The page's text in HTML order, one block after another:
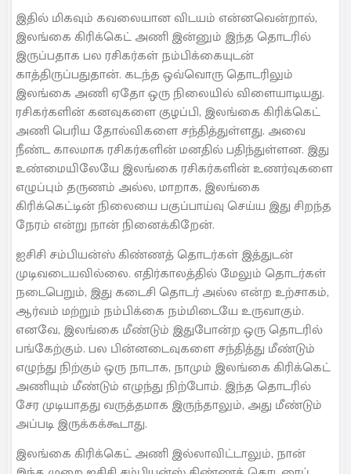
இதில் மிகவும் கவலையான விடயம் என்னவென்றால்,
இலங்கை கிரிக்கெட் அணி இன்னும் இந்த தொடரில்
இருப்பதாக பல ரசிகர்கள் நம்பிக்கையுடன்
காத்திருப்பதுதான். கடந்த ஒவ்வொரு தொடரிலும்
இலங்கை அணி ஏதோ ஒரு நிலையில் விளையாடியது.
ரசிகர்களின் கனவுகளை குழப்பி, இலங்கை கிரிக்கெட்
அணி பெரிய தோல்விகளை சந்தித்துள்ளது. அவை
நீண்ட காலமாக ரசிகர்களின் மனதில் பதிந்துள்ளன. இது
உண்மையிலேயே இலங்கை ரசிகர்களின் உணர்வுகளை
எழுப்பும் தருணம் அல்ல, மாறாக, இலங்கை
கிரிக்கெட்டின் நிலையை பகுப்பாய்வு செய்ய இது சிறந்த
நேரம் என்று நான் நினைக்கிறேன்.
ஐசிசி சம்பியன்ஸ் கிண்ணத் தொடர்கள் இத்துடன்
முடிவடையவில்லை. எதிர்காலத்தில் மேலும் தொடர்கள்
நடைபெறும், இது கடைசி தொடர் அல்ல என்ற உற்சாகம்,
ஆர்வம் மற்றும் நம்பிக்கை நம்மிடையே உருவாகும்.
எனவே, இலங்கை மீண்டும் இதுபோன்ற ஒரு தொடரில்
பங்கேற்கும். பல பின்னடைவுகளை சந்தித்து மீண்டும்
எழுந்து நிற்கும் ஒரு நாடாக, நாமும் இலங்கை கிரிக்கெட்
அணியும் மீண்டும் எழுந்து நிற்போம். இந்த தொடரில்
சேர முடியாதது வருத்தமாக இருந்தாலும், அது மீண்டும்
அப்படி இருக்கக்கூடாது.
இலங்கை கிரிக்கெட் அணி இல்லாவிட்டாலும், நான்